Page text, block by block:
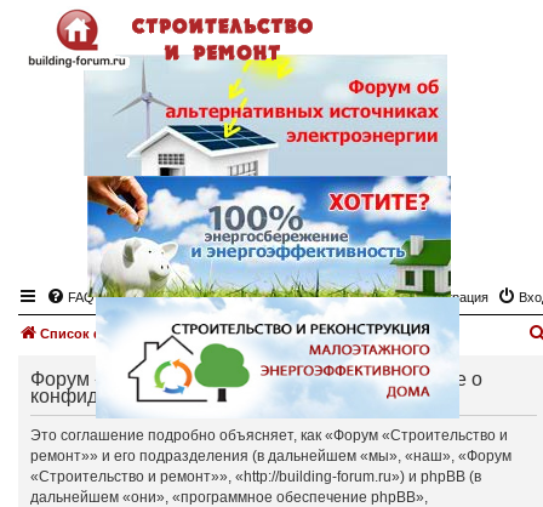
FAQ Регистрация
Список форумов
Форум «Строительство и ремонт» - Соглашение о
конфиденциальности
Это соглашение подробно объясняет, как «Форум «Строительство и
ремонт»» и его подразделения (в дальнейшем «мы», «наш», «Форум
«Строительство и ремонт»», «http://building-forum.ru») и phpBB (в
дальнейшем «они», «программное обеспечение phpBB»,